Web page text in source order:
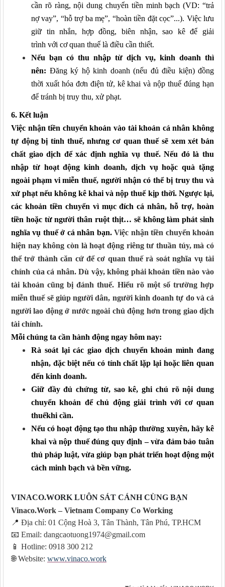
cần rõ ràng, nội dung chuyển tiền minh bạch (VD: “trả
nợ vay”, “hỗ trợ ba mẹ”, “hoàn tiền đặt cọc”...). Việc lưu
giữ tin nhắn, hợp đồng, biên nhận, sao kê để giải
trình với cơ quan thuế là điều cần thiết.
Nếu bạn có thu nhập từ dịch vụ, kinh doanh thì
nên: Đăng ký hộ kinh doanh (nếu đủ điều kiện)đồng
thời xuất hóa đơn điện tử, kê khai và nộp thuế đúng hạn
để tránh bị truy thu, xử phạt.
6. Kết luận
Việc nhận tiền chuyển khoản vào tài khoản cá nhân không
tự động bị tính thuế, nhưng cơ quan thuế sẽ xem xét bản
chất giao dịch để xác định nghĩa vụ thuế. Nếu đó là thu
nhập từ hoạt động kinh doanh, dịch vụ hoặc quà tặng
ngoài phạm vi miễn thuế, người nhận có thể bị truy thu và
xử phạt nếu không kê khai và nộp thuế kịp thời. Ngược lại,
các khoản tiền chuyển vì mục đích cá nhân, hỗ trợ, hoàn
tiền hoặc từ người thân ruột thịt… sẽ không làm phát sinh
nghĩa vụ thuếở cá nhân bạn.Việc nhận tiền chuyển khoản
hiện nay không còn là hoạt động riêng tư thuần túy, mà có
thể trở thành căn cứ để cơ quan thuế rà soát nghĩa vụ tài
chính của cá nhân. Dù vậy, không phải khoản tiền nào vào
tài khoản cũng bị đánh thuế. Hiểu rõ một sốtrường hợp
miễn thuế sẽ giúp người dân, người kinh doanh tự do và cả
người lao động ở nước ngoài chủ động hơn trong giao dịch
tài chính.
Mỗi chúng ta cần hành động ngay hôm nay:
Rà soát lại các giao dịch chuyển khoảnmình đang
nhận, đặc biệt nếu có tính chất lặp lại hoặc liên quan
đến kinh doanh.
Giữ đầy đủ chứng từ, sao kê, ghi chú rõ nội dung
chuyển khoản để chủ động giải trình với cơ quan
thuếkhi cần.
Nếu có hoạt động tạo thu nhập thường xuyên, hãy kê
khai và nộp thuế đúng quy định – vừa đảm bảo tuân
thủ pháp luật, vừa giúp bạn phát triển hoạt động một
cách minh bạch và bền vững.
VINACO.WORK LUÔN SÁT CÁNH CÙNG BẠN
Vinaco.Work – Vietnam Company Co Working
📍 Địa chỉ: 01 Cộng Hoà 3, Tân Thành, Tân Phú, TP.HCM
📧 Email: dangcaotuong1974@gmail.com
📱 Hotline: 0918 300 212
🌐Website: www.vinaco.work